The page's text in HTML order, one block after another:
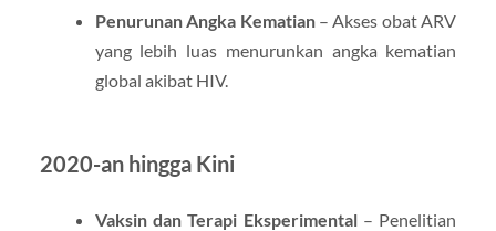
Penurunan Angka Kematian– Akses obat ARV
yang lebih luas menurunkan angka kematian
global akibat HIV.
2020-an hingga Kini
Vaksin dan Terapi Eksperimental– Penelitian